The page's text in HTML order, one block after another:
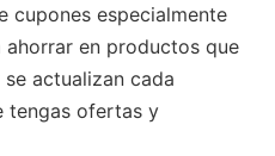
cupones especialmente
en productos que
actualizan cada
tengas ofertas y